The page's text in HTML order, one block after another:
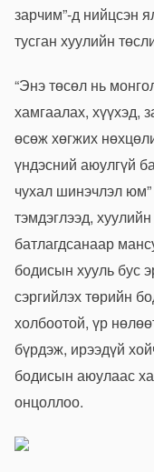
зарчим”-д нийцсэн
тусган хуулийн
“Энэ төсөл нь
хамгаалах, хүүхэд,
өсөж хөгжих
үндэсний аюулгүй
чухал шинэчлэл
тэмдэглээд,
батлагдсанаар
бодисын хууль бус
сэргийлэх төрийн
холбоотой, үр
бүрдэж, ирээдүй
бодисын аюулаас
онцоллоо.